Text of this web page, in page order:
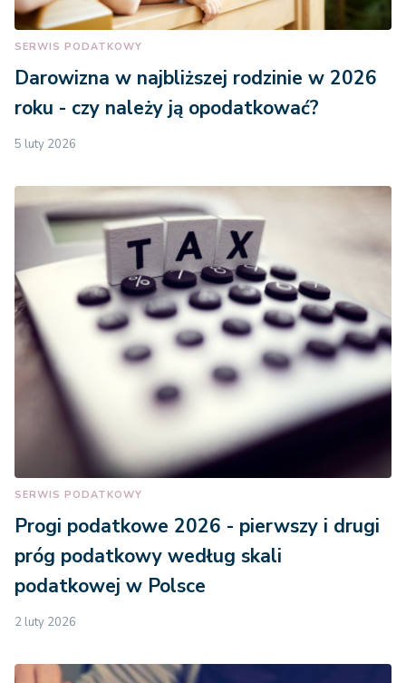
SERWIS PODATKOWY
Darowizna w najbliższej rodzinie w 2026
roku - czy należy ją opodatkować?
5 luty 2026
SERWIS PODATKOWY
Progi podatkowe 2026 - pierwszy i drugi
próg podatkowy według skali
podatkowej w Polsce
2 luty 2026